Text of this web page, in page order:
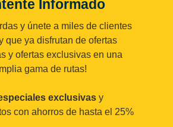
Informado
y únete a miles de clientes
que ya disfrutan de ofertas
y ofertas exclusivas en una
gama de rutas!
exclusivas y
con ahorros de hasta el 25%